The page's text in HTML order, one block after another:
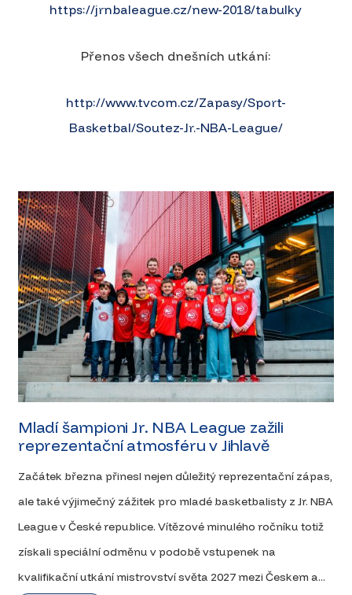
https://jrnbaleague.cz/new-2018/tabulky
Přenos všech dnešních utkání:
http://www.tvcom.cz/Zapasy/Sport-
Basketbal/Soutez-Jr.-NBA-League/
Mladí šampioni Jr. NBA League zažili
reprezentační atmosféru v Jihlavě
Začátek března přinesl nejen důležitý reprezentační zápas,
ale také výjimečný zážitek pro mladé basketbalisty z Jr. NBA
League v České republice. Vítězové minulého ročníku totiž
získali speciální odměnu v podobě vstupenek na
kvalifikační utkání mistrovství světa 2027 mezi Českem a...